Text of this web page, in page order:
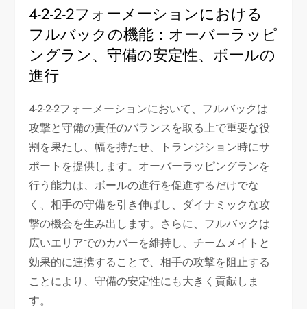
4-2-2-2フォーメーションにおける
フルバックの機能：オーバーラッピ
ングラン、守備の安定性、ボールの
進行
4-2-2-2フォーメーションにおいて、フルバックは
攻撃と守備の責任のバランスを取る上で重要な役
割を果たし、幅を持たせ、トランジション時にサ
ポートを提供します。オーバーラッピングランを
行う能力は、ボールの進行を促進するだけでな
く、相手の守備を引き伸ばし、ダイナミックな攻
撃の機会を生み出します。さらに、フルバックは
広いエリアでのカバーを維持し、チームメイトと
効果的に連携することで、相手の攻撃を阻止する
ことにより、守備の安定性にも大きく貢献しま
す。